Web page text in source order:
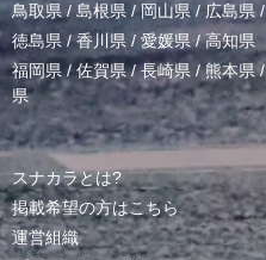
鳥取県/ 島根県 /岡山県/ 広島県 /
徳島県 /香川県 / 愛媛県/高知県
福岡県/佐賀県/長崎県 /熊本県/
県
スナカラとは?
掲載希望の方はこちら
運営組織